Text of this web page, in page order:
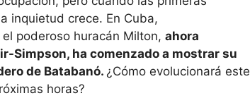
inquietud crece. En Cuba,
poderoso huracán Milton, ahora
Simpson, ha comenzado a mostrar su
de Batabanó. ¿Cómo evolucionará este
horas?